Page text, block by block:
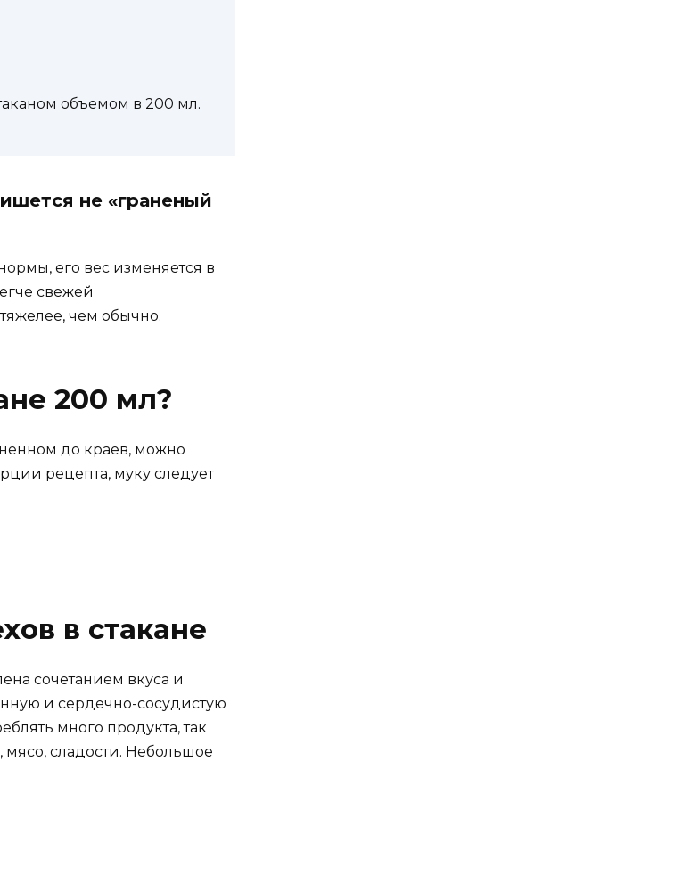
объемом в 200 мл.
не «граненый
его вес изменяется в
свежей
чем обычно.
200 мл?
до краев, можно
рецепта, муку следует
в стакане
​​сочетанием вкуса и
и сердечно-сосудистую
много продукта, так
сладости. Небольшое